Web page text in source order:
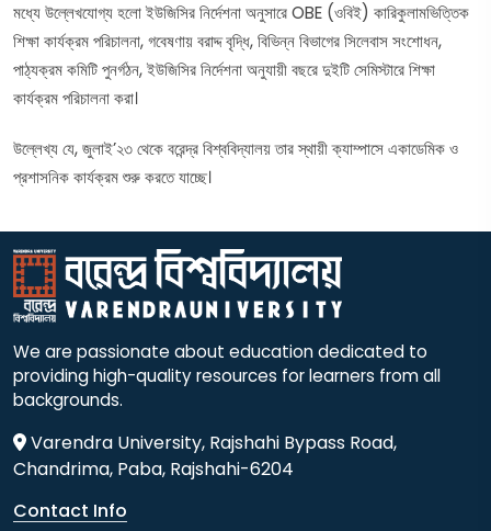
মধ্যে উল্লেখযোগ্য হলো ইউজিসির নির্দেশনা অনুসারে OBE (ওবিই) কারিকুলামভিত্তিক
শিক্ষা কার্যক্রম পরিচালনা, গবেষণায় বরাদ্দ বৃদ্ধি, বিভিন্ন বিভাগের সিলেবাস সংশোধন,
পাঠ্যক্রম কমিটি পুনর্গঠন, ইউজিসির নির্দেশনা অনুযায়ী বছরে দুইটি সেমিস্টারে শিক্ষা
কার্যক্রম পরিচালনা করা।
উল্লেখ্য যে, জুলাই’২৩ থেকে বরেন্দ্র বিশ্ববিদ্যালয় তার স্থায়ী ক্যাম্পাসে একাডেমিক ও
প্রশাসনিক কার্যক্রম শুরু করতে যাচ্ছে।
We are passionate about education dedicated to
providing high-quality resources for learners from all
backgrounds.
Varendra University, Rajshahi Bypass Road,
Chandrima, Paba, Rajshahi-6204
Contact Info